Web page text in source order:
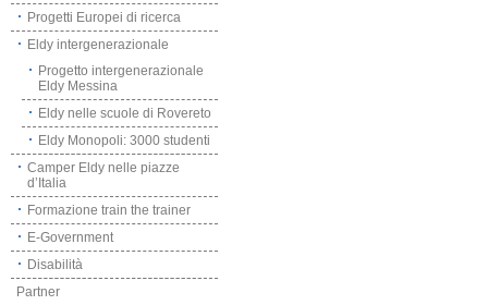
Progetti Europei di ricerca
Eldy intergenerazionale
Progetto intergenerazionale
Eldy Messina
Eldy nelle scuole di Rovereto
Eldy Monopoli: 3000 studenti
Camper Eldy nelle piazze
d’Italia
Formazione train the trainer
E-Government
Disabilità
Partner